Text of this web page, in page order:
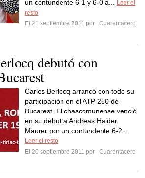
un contundente 6-1 y 6-0 a...
Leer el
resto
El 21 septiembre 2011 por
Cuarentacero
debutó con
Carlos Berlocq arrancó con todo su
participación en el ATP 250 de
Bucarest. El chascomunense venció
en su debut a Andreas Haider
Maurer por un contundente 6-2...
Leer el resto
El 20 septiembre 2011 por
Cuarentacero